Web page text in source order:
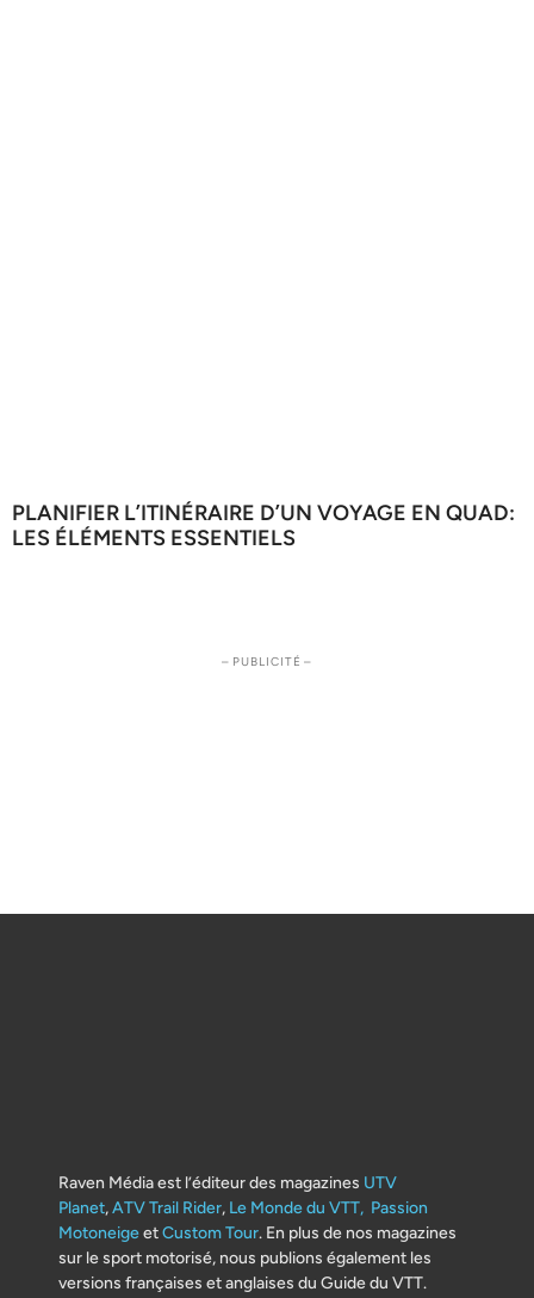
PLANIFIER L’ITINÉRAIRE D’UN VOYAGE EN QUAD:
LES ÉLÉMENTS ESSENTIELS
– PUBLICITÉ –
Raven Média est l’éditeur des magazines UTV
Planet,ATV Trail Rider, Le Monde du VTT, Passion
MotoneigeetCustom Tour. En plus de nos magazines
sur le sport motorisé, nous publions également les
versions françaises et anglaises du Guide du VTT.